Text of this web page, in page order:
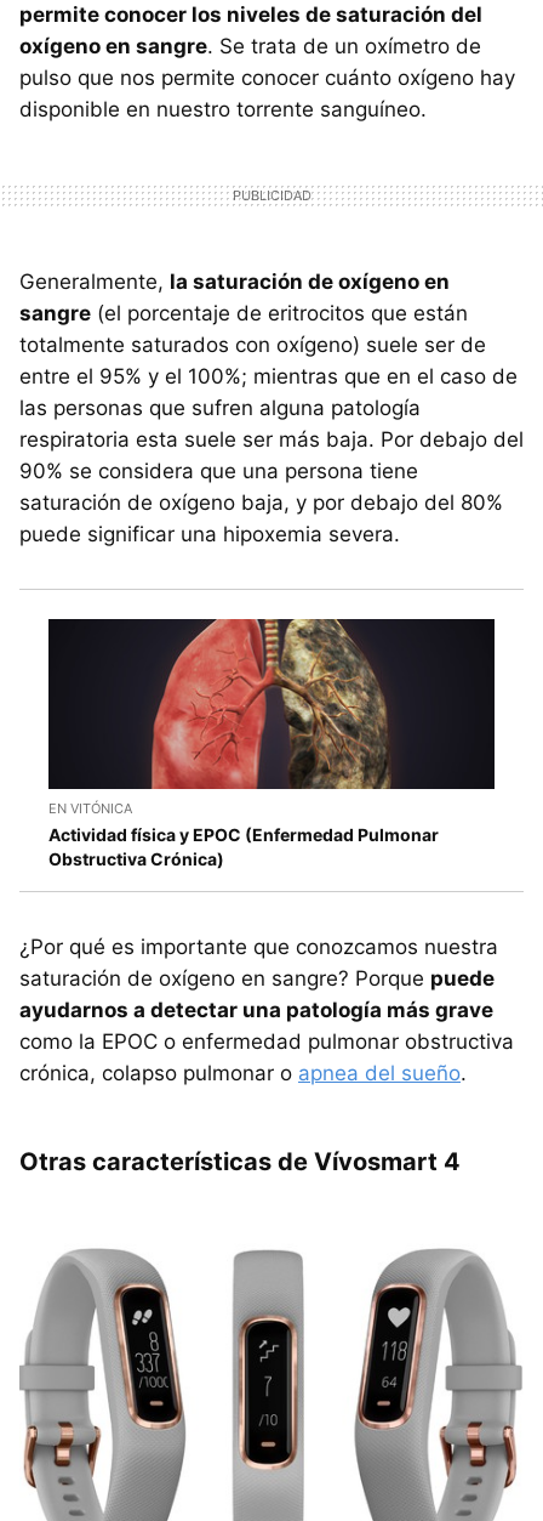
permite conocer los niveles de saturación del
oxígeno en sangre. Se trata de un oxímetro de
pulso que nos permite conocer cuánto oxígeno hay
disponible en nuestro torrente sanguíneo.
Generalmente, la saturación de oxígeno en
sangre (el porcentaje de eritrocitos que están
totalmente saturados con oxígeno) suele ser de
entre el 95% y el 100%; mientras que en el caso de
las personas que sufren alguna patología
respiratoria esta suele ser más baja. Por debajo del
90% se considera que una persona tiene
saturación de oxígeno baja, y por debajo del 80%
puede significar una hipoxemia severa.
EN VITÓNICA
Actividad física y EPOC (Enfermedad Pulmonar
Obstructiva Crónica)
¿Por qué es importante que conozcamos nuestra
saturación de oxígeno en sangre? Porque puede
ayudarnos a detectar una patología más grave
como la EPOC o enfermedad pulmonar obstructiva
crónica, colapso pulmonar o apnea del sueño.
Otras características de Vívosmart 4